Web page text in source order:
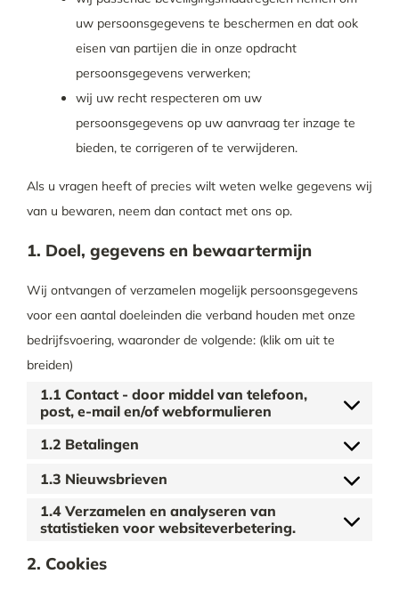
uw persoonsgegevens te beschermen en dat ook
eisen van partijen die in onze opdracht
persoonsgegevens verwerken;
wij uw recht respecteren om uw
persoonsgegevens op uw aanvraag ter inzage te
bieden, te corrigeren of te verwijderen.
Als u vragen heeft of precies wilt weten welke gegevens wij
van u bewaren, neem dan contact met ons op.
1. Doel, gegevens en bewaartermijn
Wij ontvangen of verzamelen mogelijk persoonsgegevens
voor een aantal doeleinden die verband houden met onze
bedrijfsvoering, waaronder de volgende: (klik om uit te
breiden)
1.1 Contact - door middel van telefoon,
post, e-mail en/of webformulieren
1.2 Betalingen
1.3 Nieuwsbrieven
1.4 Verzamelen en analyseren van
statistieken voor websiteverbetering.
2. Cookies